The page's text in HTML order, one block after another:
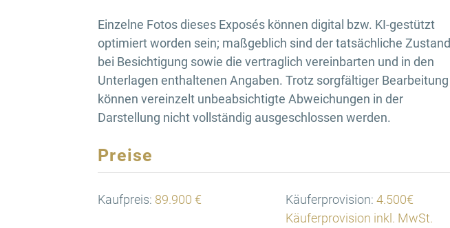
Einzelne Fotos dieses Exposés können digital bzw. KI-gestützt
optimiert worden sein; maßgeblich sind der tatsächliche Zustand
bei Besichtigung sowie die vertraglich vereinbarten und in den
Unterlagen enthaltenen Angaben. Trotz sorgfältiger Bearbeitung
können vereinzelt unbeabsichtigte Abweichungen in der
Darstellung nicht vollständig ausgeschlossen werden.
Preise
Kaufpreis: 89.900 € Käuferprovision: 4.500€
Käuferprovision inkl. MwSt.